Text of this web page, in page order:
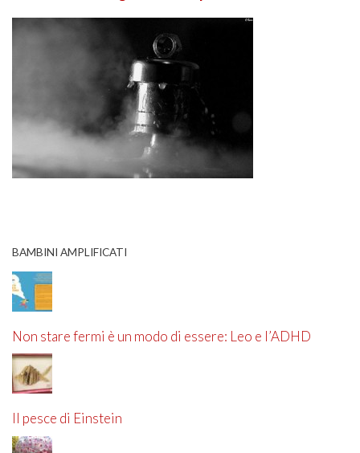
BAMBINI AMPLIFICATI
Non stare fermi è un modo di essere: Leo e l’ADHD
Il pesce di Einstein